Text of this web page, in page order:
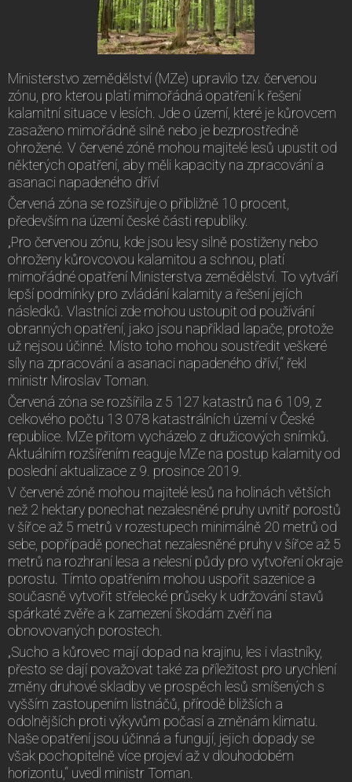
Ministerstvo zemědělství (MZe) upravilo tzv. červenou
zónu, pro kterou platí mimořádná opatření k řešení
kalamitní situace v lesích. Jde o území, které je kůrovcem
zasaženo mimořádně silně nebo je bezprostředně
ohrožené. V červené zóně mohou majitelé lesů upustit od
některých opatření, aby měli kapacity na zpracování a
asanaci napadeného dříví
Červená zóna se rozšiřuje o přibližně 10 procent,
především na území české části republiky.
„Pro červenou zónu, kde jsou lesy silně postiženy nebo
ohroženy kůrovcovou kalamitou a schnou, platí
mimořádné opatření Ministerstva zemědělství. To vytváří
lepší podmínky pro zvládání kalamity a řešení jejích
následků. Vlastníci zde mohou ustoupit od používání
obranných opatření, jako jsou například lapače, protože
už nejsou účinné. Místo toho mohou soustředit veškeré
síly na zpracování a asanaci napadeného dříví,“ řekl
ministr Miroslav Toman.
Červená zóna se rozšířila z 5 127 katastrů na 6 109, z
celkového počtu 13 078 katastrálních území v České
republice. MZe přitom vycházelo z družicových snímků.
Aktuálním rozšířením reaguje MZe na postup kalamity od
poslední aktualizace z 9. prosince 2019.
V červené zóně mohou majitelé lesů na holinách větších
než 2 hektary ponechat nezalesněné pruhy uvnitř porostů
v šířce až 5 metrů v rozestupech minimálně 20 metrů od
sebe, popřípadě ponechat nezalesněné pruhy v šířce až 5
metrů na rozhraní lesa a nelesní půdy pro vytvoření okraje
porostu. Tímto opatřením mohou uspořit sazenice a
současně vytvořit střelecké průseky k udržování stavů
spárkaté zvěře a k zamezení škodám zvěří na
obnovovaných porostech.
„Sucho a kůrovec mají dopad na krajinu, les i vlastníky,
přesto se dají považovat také za příležitost pro urychlení
změny druhové skladby ve prospěch lesů smíšených s
vyšším zastoupením listnáčů, přírodě bližších a
odolnějších proti výkyvům počasí a změnám klimatu.
Naše opatření jsou účinná a fungují, jejich dopady se
však pochopitelně více projeví až v dlouhodobém
horizontu,“ uvedl ministr Toman.